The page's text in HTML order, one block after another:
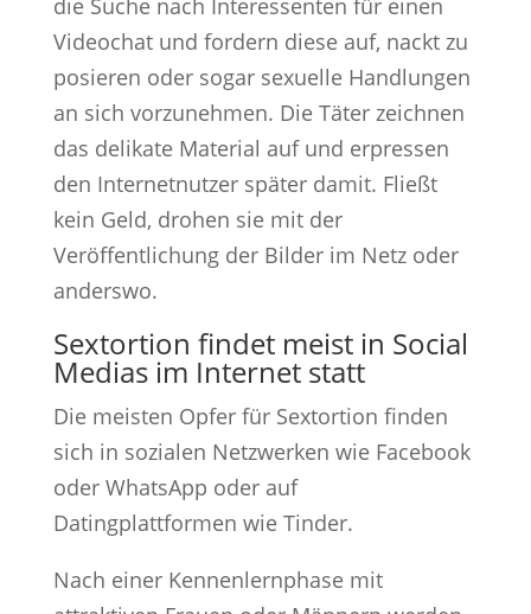
Videochat und fordern diese auf, nackt zu
posieren oder sogar sexuelle Handlungen
an sich vorzunehmen. Die Täter zeichnen
das delikate Material auf und erpressen
den Internetnutzer später damit. Fließt
kein Geld, drohen sie mit der
Veröffentlichung der Bilder im Netz oder
anderswo.
Sextortion findet meist in Social
Medias im Internet statt
Die meisten Opfer für Sextortion finden
sich in sozialen Netzwerken wie Facebook
oder WhatsApp oder auf
Datingplattformen wie Tinder.
Nach einer Kennenlernphase mit